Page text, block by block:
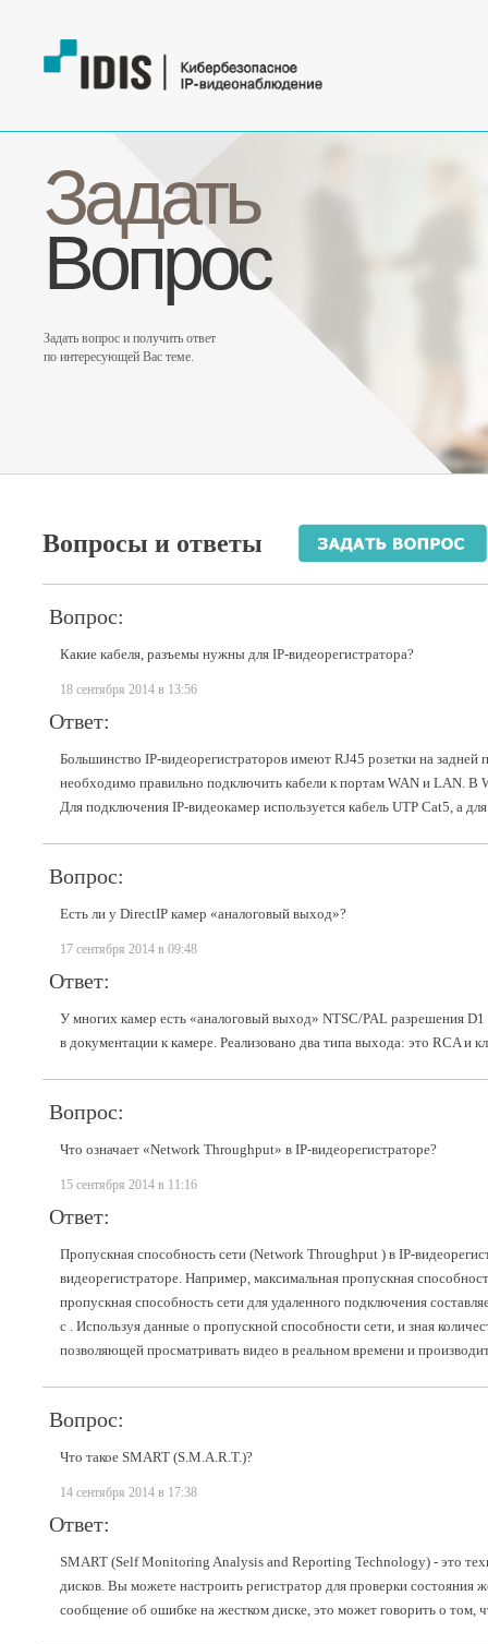
Задать
Вопрос
Задать вопрос и получить ответ
по интересующей Вас теме.
Вопросы и ответы
Вопрос:
Какие кабеля, разъемы нужны для IP-видеорегистратора?
18 сентября 2014 в 13:56
Ответ:
Большинство IP-видеорегистраторов имеют RJ45 розетки на
необходимо правильно подключить кабели к портам WAN и LAN. В
Для подключения IP-видеокамер используется кабель UTP Cat5, а
Вопрос:
Есть ли у DirectIP камер «аналоговый выход»?
17 сентября 2014 в 09:48
Ответ:
У многих камер есть «аналоговый выход» NTSC/PAL разрешения
в документации к камере. Реализовано два типа выхода: это RCA и
Вопрос:
Что означает «Network Throughput» в IP-видеорегистраторе?
15 сентября 2014 в 11:16
Ответ:
Пропускная способность сети (Network Throughput ) в IP-
видеорегистраторе. Например, максимальная пропускная
пропускная способность сети для удаленного подключения
с . Используя данные о пропускной способности сети, и зная
позволяющей просматривать видео в реальном времени и
Вопрос:
Что такое SMART (S.M.A.R.T.)?
14 сентября 2014 в 17:38
Ответ:
SMART (Self Monitoring Analysis and Reporting Technology) - это
дисков. Вы можете настроить регистратор для проверки
сообщение об ошибке на жестком диске, это может говорить о том,